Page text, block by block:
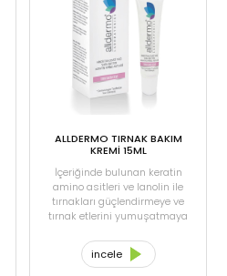
ALLDERMO TIRNAK BAKIM
KREMİ 15ML
İçeriğinde bulunan keratin
amino asitleri ve lanolin ile
tırnakları güçlendirmeye ve
tırnak etlerini yumuşatmaya
korunmasını, bakımını ve
nemlendirmesini sağlar.
incele